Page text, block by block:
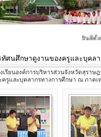
ยินดีต้อ
ทัศนศึกษาดูงานของครูและบุคล
เรียนองค์การบริหารส่วนจังหวัดสุรา
รูและบุคลากรทางการศึกษา ณ ภาค